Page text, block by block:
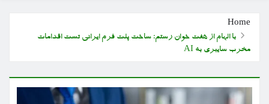
Home
با الهام از هفت خوان رستم؛ ساخت پلت فرم ایرانی تست اقدامات
مخرب سایبری به AI